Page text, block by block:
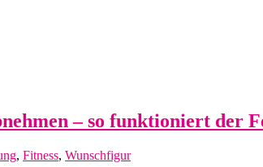
– so funktioniert der
, Fitness, Wunschfigur